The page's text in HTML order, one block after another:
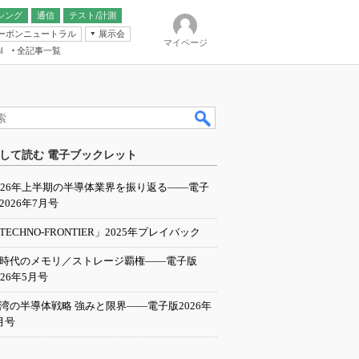
ング 通信
テスト/計測
ボンニュートラル
展示会
ューティング
全記事一覧
マイページ
て読む 電子ブックレット
年上半期の半導体業界を振り返る――電子
年7月号
FRONTIER」2025年プレイバック
代のメモリ／ストレージ覇権――電子版
年5月号
の半導体戦略 強みと限界――電子版2026年
号